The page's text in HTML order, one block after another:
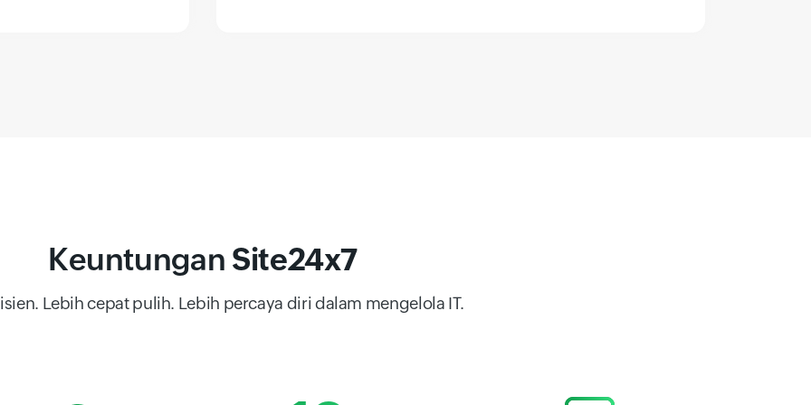
Keuntungan Site24x7
Lebih cepat pulih. Lebih percaya diri dalam mengelola IT.